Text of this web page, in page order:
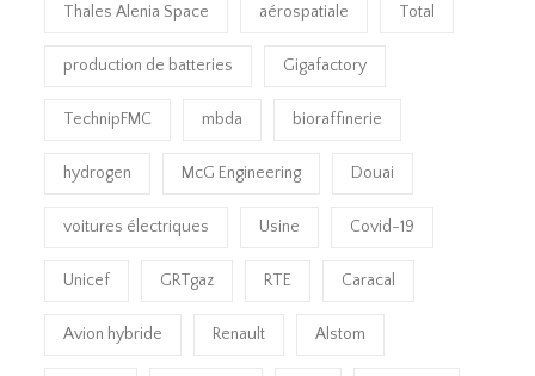
Thales Alenia Space aérospatiale Total
production de batteries Gigafactory
TechnipFMC mbda bioraffinerie
hydrogen McG Engineering Douai
voitures électriques Usine Covid-19
Unicef GRTgaz RTE Caracal
Avion hybride Renault Alstom